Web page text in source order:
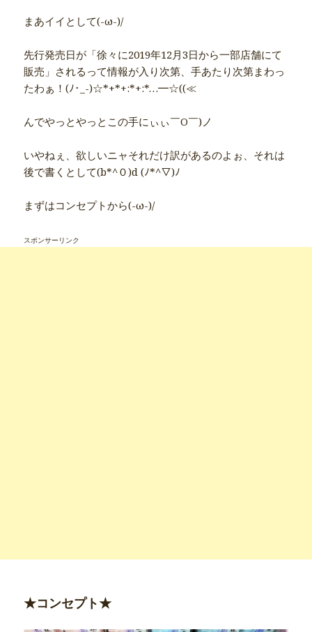
まあイイとして(-ω-)/
先行発売日が「徐々に2019年12月3日から一部店舗にて
販売」されるって情報が入り次第、手あたり次第まわっ
たわぁ！(ﾉ･_-)☆*+*+:*+:*…━☆((≪
んでやっとやっとこの手にぃぃ￣O￣)ノ
いやねぇ、欲しいニャそれだけ訳があるのよぉ、それは
後で書くとして(b*^０)d (ﾉ*^▽)ﾉ
まずはコンセプトから(-ω-)/
スポンサーリンク
★コンセプト★